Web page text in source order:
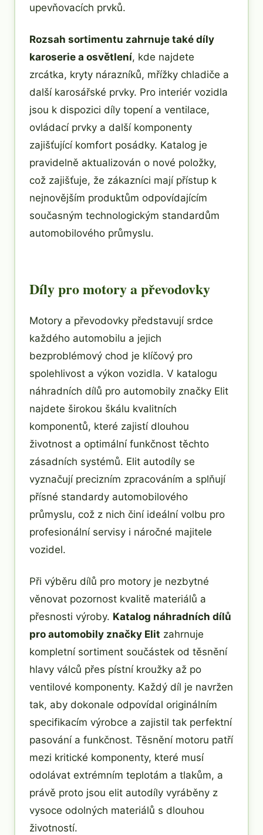
upevňovacích prvků.
Rozsah sortimentu zahrnuje také díly
karoserie a osvětlení, kde najdete
zrcátka, kryty nárazníků, mřížky chladiče a
další karosářské prvky. Pro interiér vozidla
jsou k dispozici díly topení a ventilace,
ovládací prvky a další komponenty
zajišťující komfort posádky. Katalog je
pravidelně aktualizován o nové položky,
což zajišťuje, že zákazníci mají přístup k
nejnovějším produktům odpovídajícím
současným technologickým standardům
automobilového průmyslu.
Díly pro motory a převodovky
Motory a převodovky představují srdce
každého automobilu a jejich
bezproblémový chod je klíčový pro
spolehlivost a výkon vozidla. V katalogu
náhradních dílů pro automobily značky Elit
najdete širokou škálu kvalitních
komponentů, které zajistí dlouhou
životnost a optimální funkčnost těchto
zásadních systémů. Elit autodíly se
vyznačují precizním zpracováním a splňují
přísné standardy automobilového
průmyslu, což z nich činí ideální volbu pro
profesionální servisy i náročné majitele
vozidel.
Při výběru dílů pro motory je nezbytné
věnovat pozornost kvalitě materiálů a
přesnosti výroby. Katalog náhradních dílů
pro automobily značky Elit zahrnuje
kompletní sortiment součástek od těsnění
hlavy válců přes pístní kroužky až po
ventilové komponenty. Každý díl je navržen
tak, aby dokonale odpovídal originálním
specifikacím výrobce a zajistil tak perfektní
pasování a funkčnost. Těsnění motoru patří
mezi kritické komponenty, které musí
odolávat extrémním teplotám a tlakům, a
právě proto jsou elit autodíly vyráběny z
vysoce odolných materiálů s dlouhou
životností.